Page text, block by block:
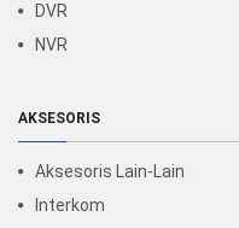
DVR
NVR
AKSESORIS
Aksesoris Lain-Lain
Interkom